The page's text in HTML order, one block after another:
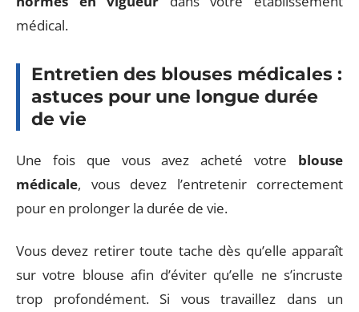
médical.
Entretien des blouses médicales :
astuces pour une longue durée
de vie
Une fois que vous avez acheté votre blouse
médicale, vous devez l’entretenir correctement
pour en prolonger la durée de vie.
Vous devez retirer toute tache dès qu’elle apparaît
sur votre blouse afin d’éviter qu’elle ne s’incruste
trop profondément. Si vous travaillez dans un